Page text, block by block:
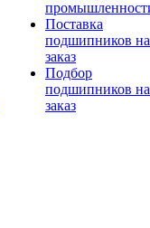
Поставка
подшипников на
заказ
Подбор
подшипников на
заказ